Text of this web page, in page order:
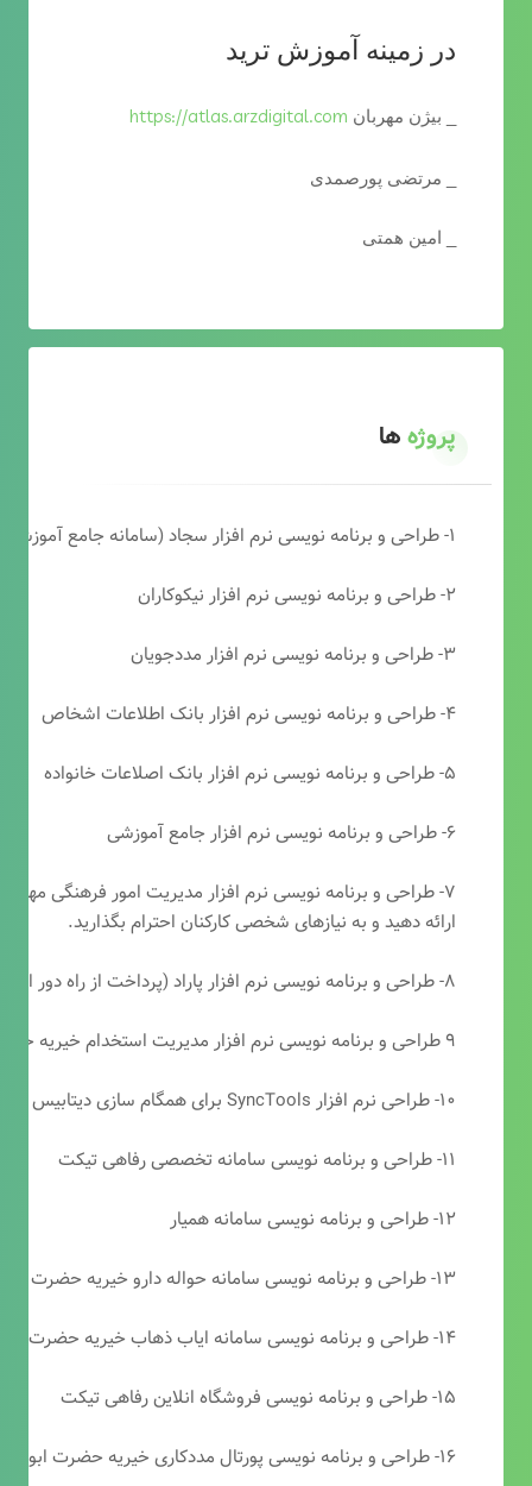
در زمینه آموزش ترید
_ بیژن مهربان https://atlas.arzdigital.com
_ مرتضی پورصمدی
_ امین همتی
پروژهها
۱- طراحی و برنامه نویسی نرم افزار سجاد (سامانه جامع آموزشی دارالقرآن)
۲- طراحی و برنامه نویسی نرم افزار نیکوکاران
۳- طراحی و برنامه نویسی نرم افزار مددجویان
۴- طراحی و برنامه نویسی نرم افزار بانک اطلاعات اشخاص
۵- طراحی و برنامه نویسی نرم افزار بانک اصلاعات خانواده
۶- طراحی و برنامه نویسی نرم افزار جامع آموزشی
۷- طراحی و برنامه نویسی نرم افزار مدیریت امور فرهنگی
ارائه دهید و به نیازهای شخصی کارکنان احترام بگذارید.
۸- طراحی و برنامه نویسی نرم افزار پاراد (پرداخت از راه دور انجمن مددکاری امام زمان(عج))
۹ طراحی و برنامه نویسی نرم افزار مدیریت استخدام خیریه حضرت ابوالفضل (ع)
۱۰- طراحی نرم افزار SyncTools برای همگام سازی دیتابیس های SQL Server
۱۱- طراحی و برنامه نویسی سامانه تخصصی رفاهی تیکت
۱۲- طراحی و برنامه نویسی سامانه همیار
۱۳- طراحی و برنامه نویسی سامانه حواله دارو خیریه حضرت ابوالفضل (ع)
۱۴- طراحی و برنامه نویسی سامانه ایاب ذهاب خیریه حضرت ابوالفضل (ع)
۱۵- طراحی و برنامه نویسی فروشگاه انلاین رفاهی تیکت
۱۶- طراحی و برنامه نویسی پورتال مددکاری خیریه حضرت ابوالفضل (ع)